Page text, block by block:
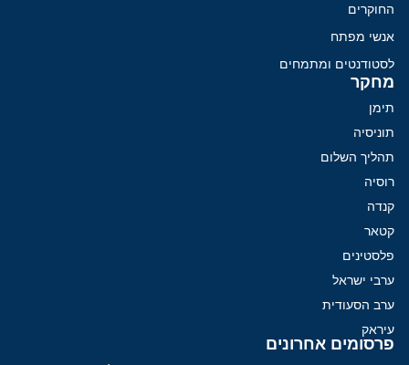
החוקרים
אנשי מפתח
לסטודנטים ומתמחים
מחקר
תימן
תוניסיה
תהליך השלום
רוסיה
קנדה
קטאר
פלסטינים
ערבי ישראל
ערב הסעודית
עיראק
פרסומים אחרונים